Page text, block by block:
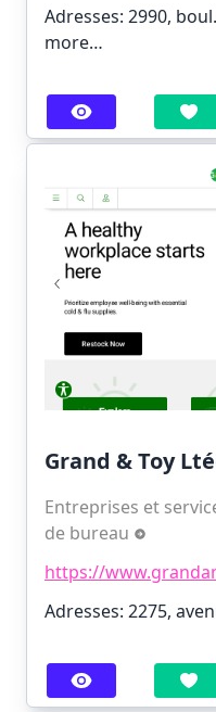
Adresses: 2990,
more…
Grand & Toy
Entreprises et
de bureau
https://
Adresses: 2275,